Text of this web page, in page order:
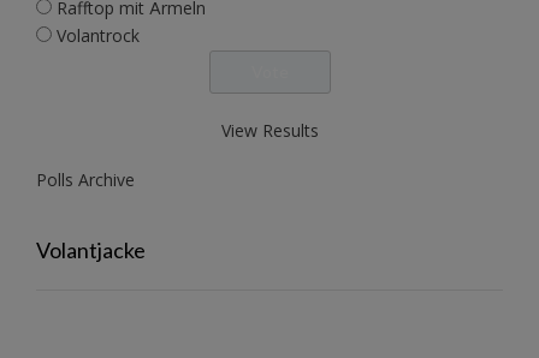
Rafftop mit Ärmeln
Volantrock
View Results
Polls Archive
Volantjacke